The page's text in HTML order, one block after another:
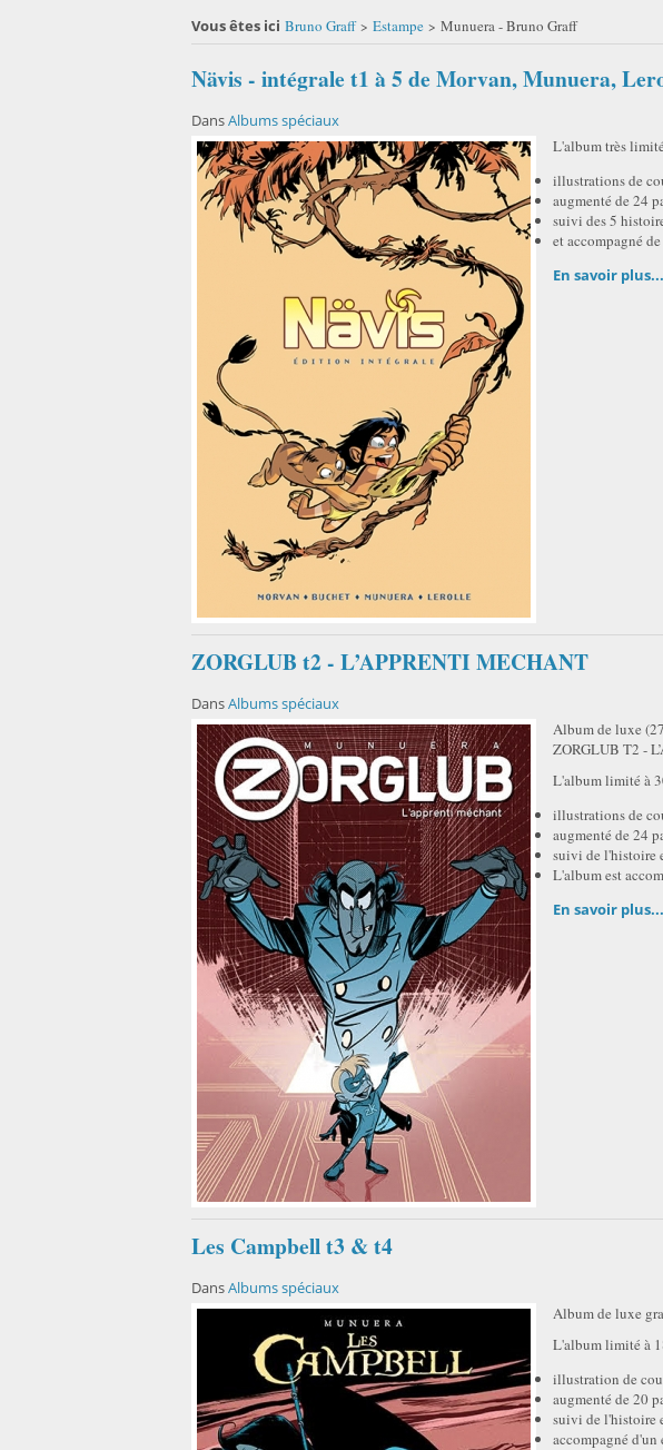
Vous êtes ici Bruno Graff > Estampe > Munuera - Bruno Graff
Nävis - intégrale t1 à 5 de Morvan, Munuera,
DansAlbums spéciaux
L'album très
illustrations de
augmenté de 24
suivi des 5
et accompagné
En savoir plus...
ZORGLUB t2 - L’APPRENTI MECHANT
DansAlbums spéciaux
Album de luxe
ZORGLUB T2 -
L'album limité à
illustrations de
augmenté de 24
suivi de l'histoire
L'album est
En savoir plus...
Les Campbell t3 & t4
DansAlbums spéciaux
Album de luxe
L'album limité à
illustration de
augmenté de 20
suivi de l'histoire
accompagné